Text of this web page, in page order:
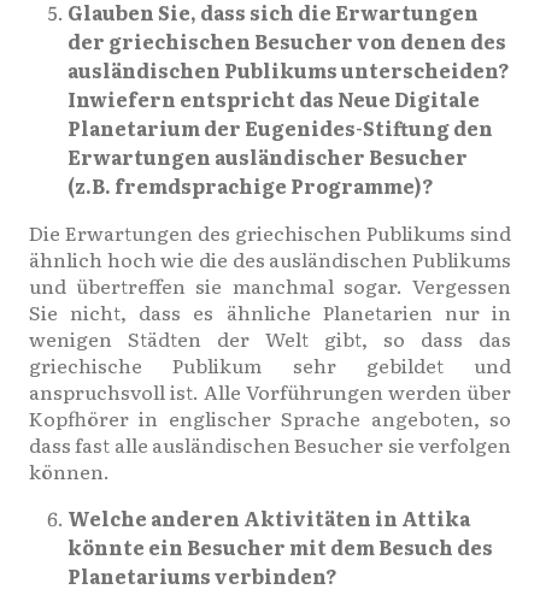
Glauben Sie, dass sich die Erwartungen
der griechischen Besucher von denen des
ausländischen Publikums unterscheiden?
Inwiefern entspricht das Neue Digitale
Planetarium der Eugenides-Stiftung den
Erwartungen ausländischer Besucher
(z.B. fremdsprachige Programme)?
Die Erwartungen des griechischen Publikums sind
ähnlich hoch wie die des ausländischen Publikums
und übertreffen sie manchmal sogar. Vergessen
Sie nicht, dass es ähnliche Planetarien nur in
wenigen Städten der Welt gibt, so dass das
griechische Publikum sehr gebildet und
anspruchsvoll ist. Alle Vorführungen werden über
Kopfhörer in englischer Sprache angeboten, so
dass fast alle ausländischen Besucher sie verfolgen
können.
Welche anderen Aktivitäten in Attika
könnte ein Besucher mit dem Besuch des
Planetariums verbinden?